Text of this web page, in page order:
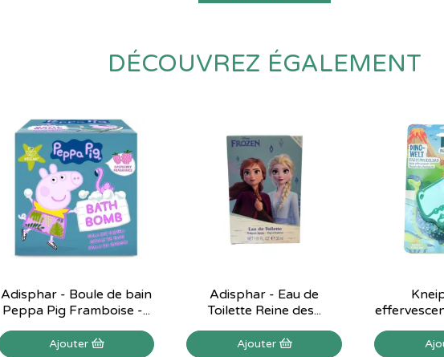
DÉCOUVREZ ÉGALEMENT
Adisphar - Boule de bain
Peppa Pig Framboise -...
Ajouter
Adisphar - Eau de
Toilette Reine des...
Ajouter